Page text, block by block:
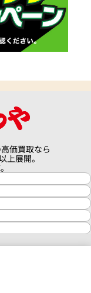
価買取なら
上展開。